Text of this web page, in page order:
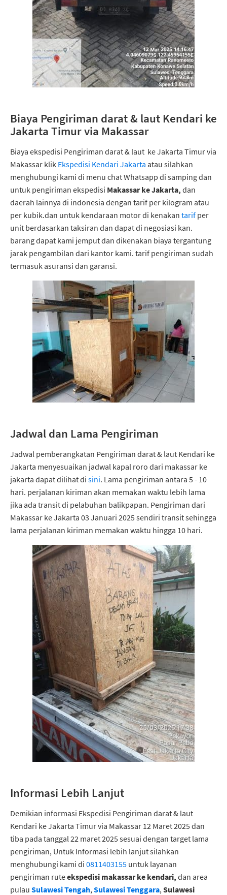
Biaya Pengiriman darat & laut Kendari ke
Jakarta Timur via Makassar
Biaya ekspedisi Pengiriman darat & laut ke Jakarta Timur via
Makassar klik Ekspedisi Kendari Jakarta atau silahkan
menghubungi kami di menu chat Whatsapp di samping dan
untuk pengiriman ekspedisi Makassar ke Jakarta, dan
daerah lainnya di indonesia dengan tarif per kilogram atau
per kubik.dan untuk kendaraan motor di kenakan tarif per
unit berdasarkan taksiran dan dapat di negosiasi kan.
barang dapat kami jemput dan dikenakan biaya tergantung
jarak pengambilan dari kantor kami. tarif pengiriman sudah
termasuk asuransi dan garansi.
Jadwal dan Lama Pengiriman
Jadwal pemberangkatan Pengiriman darat & laut Kendari ke
Jakarta menyesuaikan jadwal kapal roro dari makassar ke
jakarta dapat dilihat di sini. Lama pengiriman antara 5 - 10
hari. perjalanan kiriman akan memakan waktu lebih lama
jika ada transit di pelabuhan balikpapan. Pengiriman dari
Makassar ke Jakarta 03 Januari 2025 sendiri transit sehingga
lama perjalanan kiriman memakan waktu hingga 10 hari.
Informasi Lebih Lanjut
Demikian informasi Ekspedisi Pengiriman darat & laut
Kendari ke Jakarta Timur via Makassar 12 Maret 2025 dan
tiba pada tanggal 22 maret 2025 sesuai dengan target lama
pengiriman, Untuk Informasi lebih lanjut silahkan
menghubungi kami di 0811403155 untuk layanan
pengiriman ruteekspedisi makassar ke kendari, dan area
pulau Sulawesi Tengah,Sulawesi Tenggara,Sulawesi